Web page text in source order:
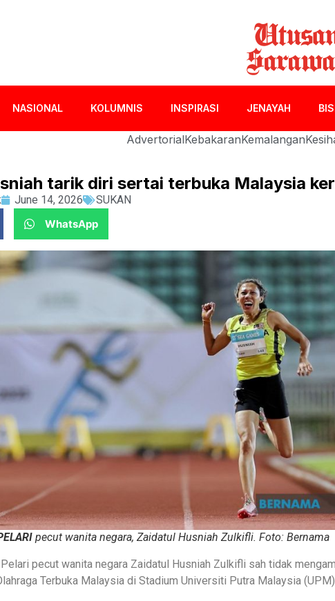
NASIONAL KOLUMNIS INSPIRASI JENAYAH
AdvertorialKebakaranKemalangan
tarik diri sertai terbuka Malaysia
June 14, 2026
SUKAN
WhatsApp
pecut wanita negara, Zaidatul Husniah Zulkifli. Foto: Bernama
pecut wanita negara Zaidatul Husniah Zulkifli sah tidak
Terbuka Malaysia di Stadium Universiti Putra Malaysia